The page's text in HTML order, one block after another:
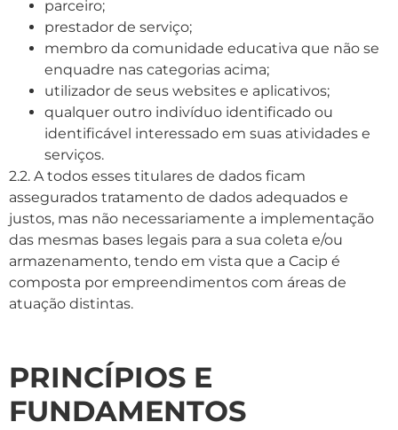
parceiro;
prestador de serviço;
membro da comunidade educativa que não se
enquadre nas categorias acima;
utilizador de seus websites e aplicativos;
qualquer outro indivíduo identificado ou
identificável interessado em suas atividades e
serviços.
2.2. A todos esses titulares de dados ficam
assegurados tratamento de dados adequados e
justos, mas não necessariamente a implementação
das mesmas bases legais para a sua coleta e/ou
armazenamento, tendo em vista que a Cacip é
composta por empreendimentos com áreas de
atuação distintas.
PRINCÍPIOS E
FUNDAMENTOS